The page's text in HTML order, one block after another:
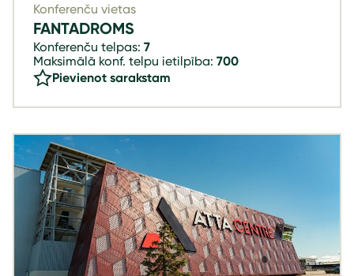
Konferenču vietas
FANTADROMS
Konferenču telpas: 7
Maksimālā konf. telpu ietilpība: 700
Pievienot sarakstam